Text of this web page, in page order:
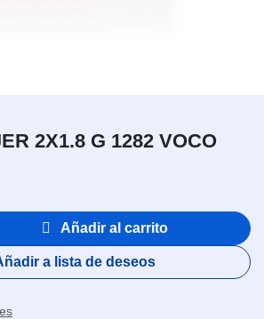
2X1.8 G 1282 VOCO
Añadir al carrito
a lista de deseos